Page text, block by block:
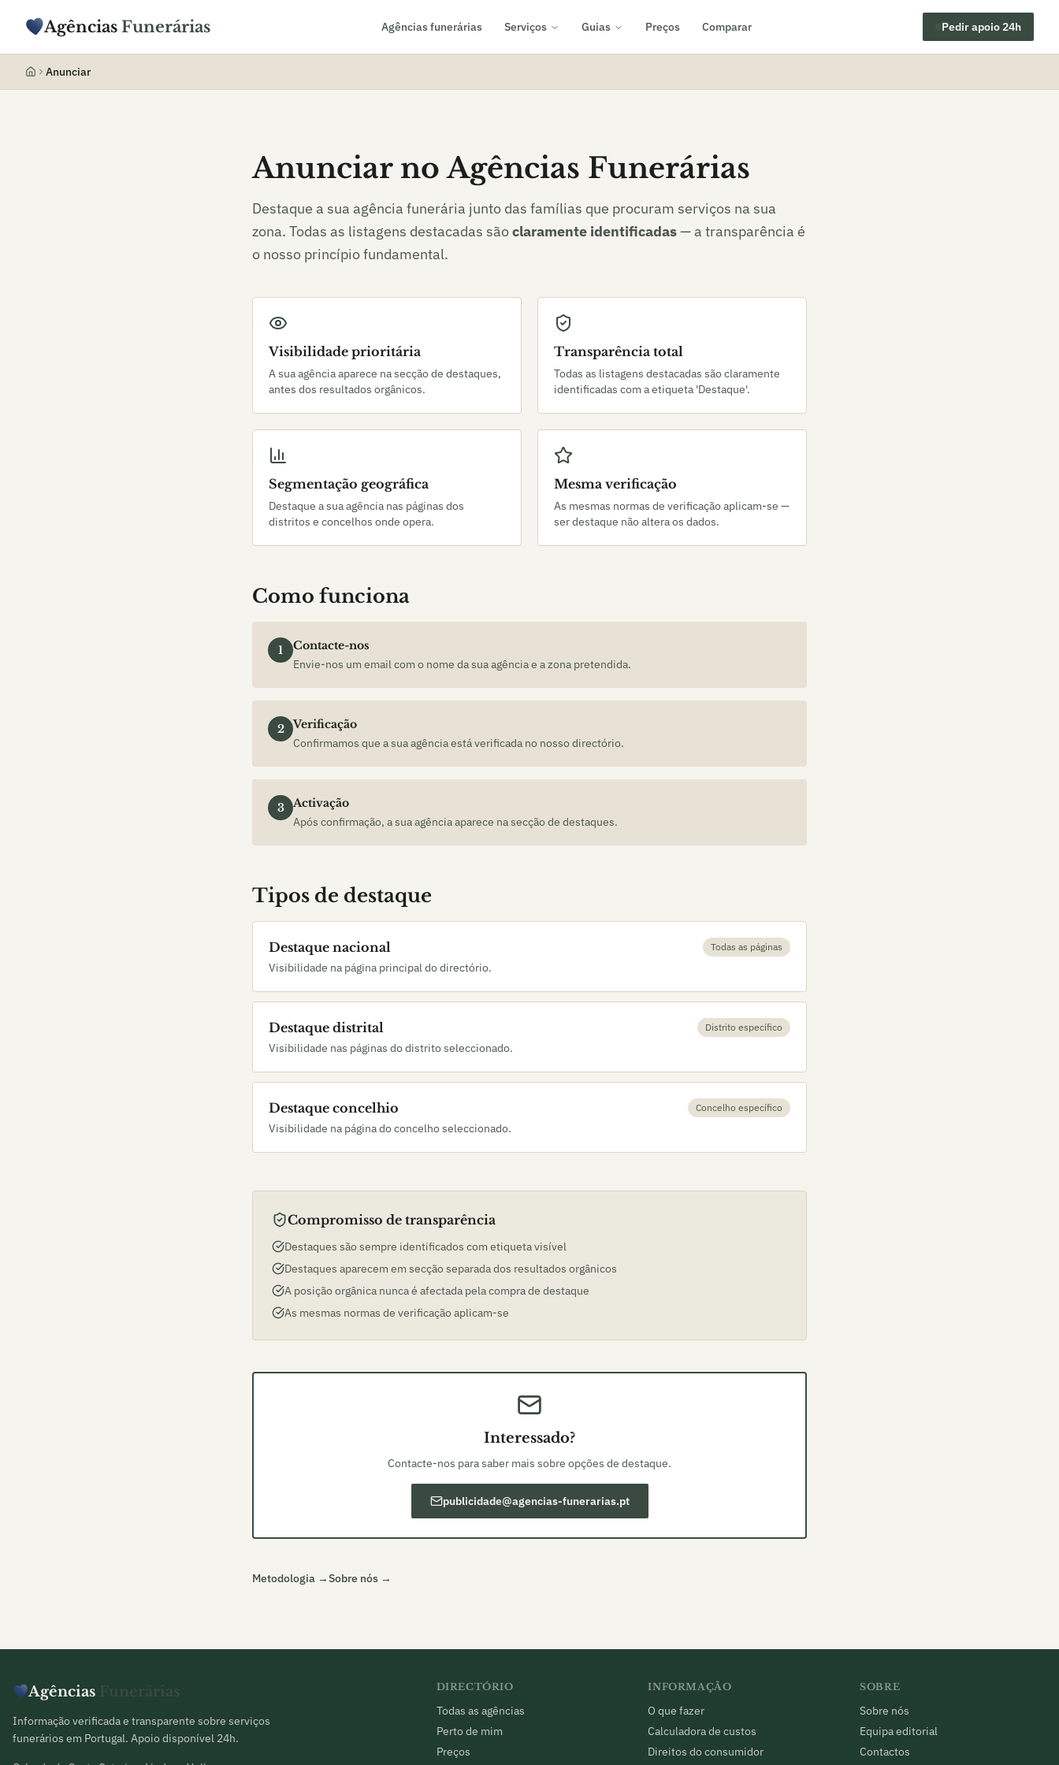
Agências Funerárias Agências funerárias Serviços Guias Preços Comparar Pedir apoio 24h
Anunciar
Anunciar no Agências Funerárias
Destaque a sua agência funerária junto das famílias que procuram serviços na sua
zona. Todas as listagens destacadas sãoclaramente identificadas— a transparência é
o nosso princípio fundamental.
Visibilidade prioritária
A sua agência aparece na secção de destaques,
antes dos resultados orgânicos.
Transparência total
Todas as listagens destacadas são claramente
identificadas com a etiqueta 'Destaque'.
Segmentação geográfica
Destaque a sua agência nas páginas dos
distritos e concelhos onde opera.
Mesma verificação
As mesmas normas de verificação aplicam-se —
ser destaque não altera os dados.
Como funciona
1
Contacte-nos
Envie-nos um email com o nome da sua agência e a zona pretendida.
2
Verificação
Confirmamos que a sua agência está verificada no nosso directório.
3
Activação
Após confirmação, a sua agência aparece na secção de destaques.
Tipos de destaque
Destaque nacional
Visibilidade na página principal do directório.
Todas as páginas
Destaque distrital
Visibilidade nas páginas do distrito seleccionado.
Distrito específico
Destaque concelhio
Visibilidade na página do concelho seleccionado.
Concelho específico
Compromisso de transparência
Destaques são sempre identificados com etiqueta visível
Destaques aparecem em secção separada dos resultados orgânicos
A posição orgânica nunca é afectada pela compra de destaque
As mesmas normas de verificação aplicam-se
Interessado?
Contacte-nos para saber mais sobre opções de destaque.
publicidade@agencias-funerarias.pt
Metodologia →Sobre nós →
Agências Funerárias
Informação verificada e transparente sobre serviços
funerários em Portugal. Apoio disponível 24h.
DIRECTÓRIO
Todas as agências
Perto de mim
Preços
INFORMAÇÃO
O que fazer
Calculadora de custos
Direitos do consumidor
SOBRE
Sobre nós
Equipa editorial
Contactos